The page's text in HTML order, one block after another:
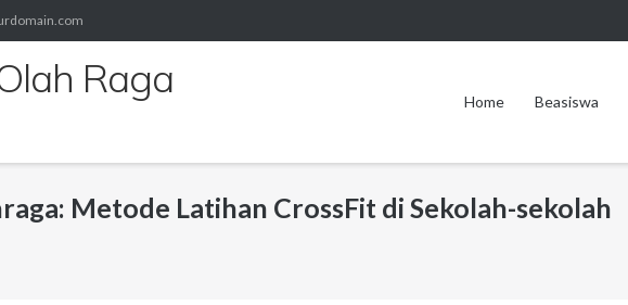
Raga
Home Beasiswa
Metode Latihan CrossFit di Sekolah-sekolah